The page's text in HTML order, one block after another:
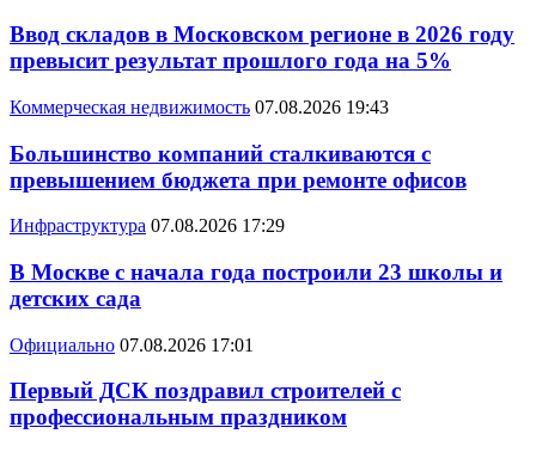
Ввод складов в Московском регионе в 2026 году
превысит результат прошлого года на 5%
Коммерческая недвижимость 07.08.2026 19:43
Большинство компаний сталкиваются с
превышением бюджета при ремонте офисов
Инфраструктура 07.08.2026 17:29
В Москве с начала года построили 23 школы и
детских сада
Официально 07.08.2026 17:01
Первый ДСК поздравил строителей с
профессиональным праздником